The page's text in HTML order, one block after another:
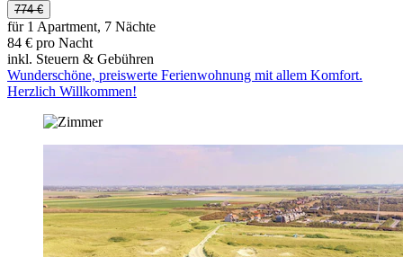
774 €
für 1 Apartment, 7 Nächte
84 € pro Nacht
inkl. Steuern & Gebühren
Wunderschöne, preiswerte Ferienwohnung mit allem Komfort.
Herzlich Willkommen!